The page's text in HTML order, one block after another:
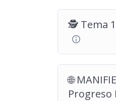
🕵️ Tema
🌐
Progreso